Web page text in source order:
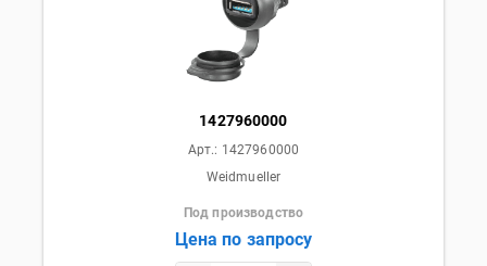
1427960000
Арт.: 1427960000
Weidmueller
Под производство
Цена по запросу